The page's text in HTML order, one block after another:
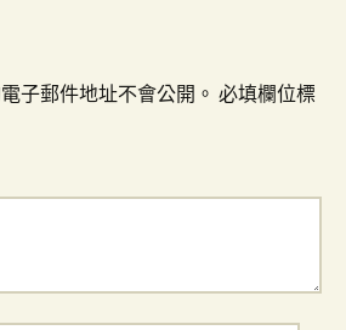
子郵件地址不會公開。 必填欄位標